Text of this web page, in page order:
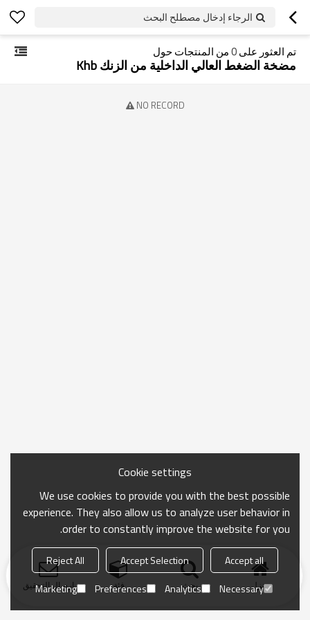
الرجاء إدخال مصطلح البحث
تم العثور على0من المنتجات حول
مضخة الضغط العالي الداخلية من الزنك Khb
NO RECORD
منزل بحث فئة ارسال التحقيق
Cookie settings
We use cookies to provide you with the best possible
experience. They also allow us to analyze user behavior in
order to constantly improve the website for you.
Accept all
Accept Selection
Reject All
Necessary
Analytics
Preferences
Marketing